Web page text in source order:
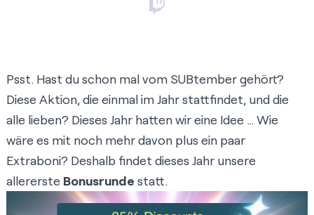
Psst. Hast du schon mal vom SUBtember gehört?
Diese Aktion, die einmal im Jahr stattfindet, und die
alle lieben? Dieses Jahr hatten wir eine Idee … Wie
wäre es mit noch mehr davon plus ein paar
Extraboni? Deshalb findet dieses Jahr unsere
allererste Bonusrunde statt.